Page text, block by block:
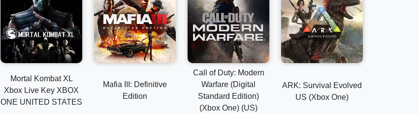
• Battlefield 1 Apocalypse
Red Baron Pack, Lawrence of Arabia Pack ja Hellfighter Pack – sisältävät teemaaseita, ajoneuvoja ja
tunnuksia, jotka perustuvat kuuluisiin sankareihin ja yksiköihin.
Mortal Kombat XL
Xbox Live Key XBOX
ONE UNITED STATES
Mafia III: Definitive
Edition
Call of Duty: Modern
Warfare (Digital
Standard Edition)
(Xbox One) (US)
ARK: Survival Evolved
US (Xbox One)